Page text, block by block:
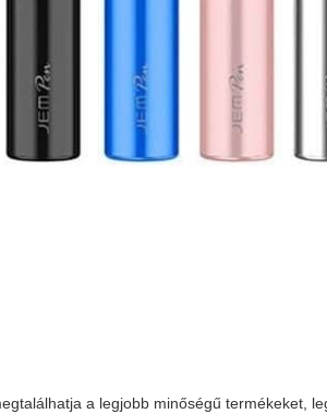
a legjobb minőségű termékeket,